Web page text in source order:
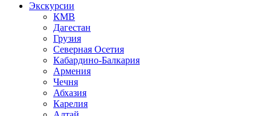
Экскурсии
КМВ
Дагестан
Грузия
Северная Осетия
Кабардино-Балкария
Армения
Чечня
Абхазия
Карелия